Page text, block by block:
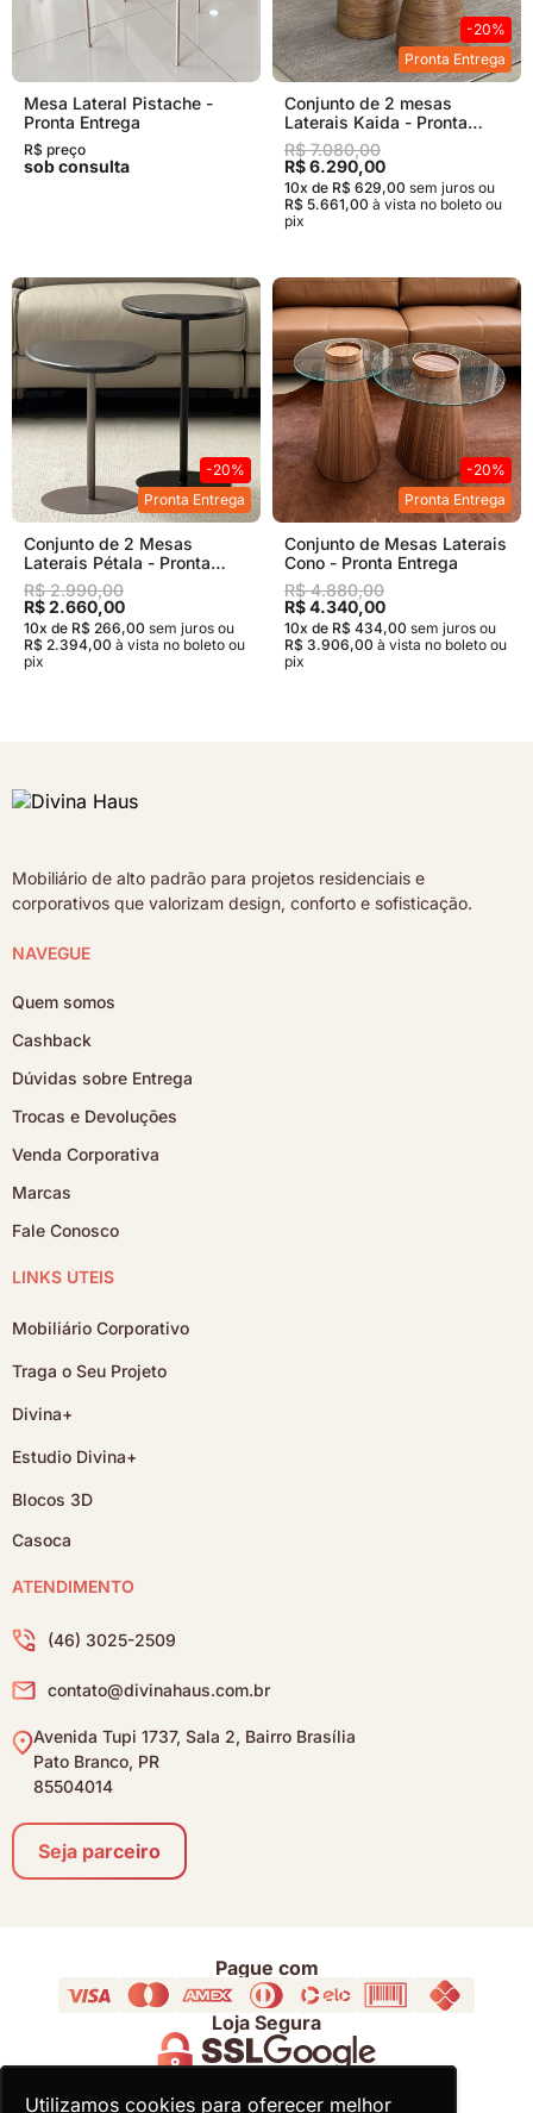
Utilizamos cookies para oferecer melhor
Utilizamos cookies para oferecer melhor
Mesa Lateral Pistache -
Pronta Entrega
R$ preço
sob consulta
-20%
Pronta Entrega
Conjunto de 2 mesas
Laterais Kaida - Pronta
Entrega
R$ 7.080,00
R$ 6.290,00
10x de R$ 629,00 sem juros ou
R$ 5.661,00 à vista no boleto ou
pix
-20%
Pronta Entrega
Conjunto de 2 Mesas
Laterais Pétala - Pronta
Entrega
R$ 2.990,00
R$ 2.660,00
10x de R$ 266,00 sem juros ou
R$ 2.394,00 à vista no boleto ou
pix
-20%
Pronta Entrega
Conjunto de Mesas Laterais
Cono - Pronta Entrega
R$ 4.880,00
R$ 4.340,00
10x de R$ 434,00 sem juros ou
R$ 3.906,00 à vista no boleto ou
pix
Mobiliário de alto padrão para projetos residenciais e
corporativos que valorizam design, conforto e sofisticação.
NAVEGUE
Quem somos
Cashback
Dúvidas sobre Entrega
Trocas e Devoluções
Venda Corporativa
Marcas
Fale Conosco
LINKS ÚTEIS
Mobiliário Corporativo
Traga o Seu Projeto
Divina+
Estudio Divina+
Blocos 3D
Casoca
ATENDIMENTO
(46) 3025-2509
contato@divinahaus.com.br
Avenida Tupi 1737, Sala 2, Bairro Brasília
Pato Branco, PR
85504014
Seja parceiro
Pague com
Loja Segura
Acompanhe